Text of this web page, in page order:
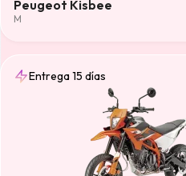
Peugeot Kisbee
M
Entrega 15 días